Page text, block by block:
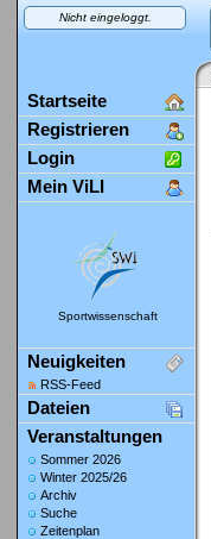
Nicht eingeloggt.
Startseite
Registrieren
Login
Mein ViLI
Sportwissenschaft
Neuigkeiten
RSS-Feed
Dateien
Veranstaltungen
Sommer 2026
Winter 2025/26
Archiv
Suche
Zeitenplan